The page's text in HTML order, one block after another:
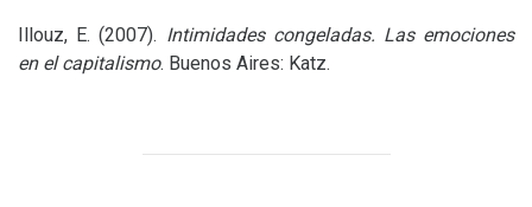
Illouz, E. (2007). Intimidades congeladas. Las emociones
en el capitalismo. Buenos Aires: Katz.